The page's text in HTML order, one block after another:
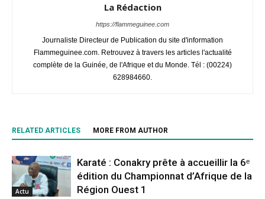
La Rédaction
https://flammeguinee.com
Journaliste Directeur de Publication du site d'information
Flammeguinee.com. Retrouvez à travers les articles l'actualité
complète de la Guinée, de l'Afrique et du Monde. Tél : (00224)
628984660.
RELATED ARTICLES MORE FROM AUTHOR
Actu
Karaté : Conakry prête à accueillir la 6ᵉ
édition du Championnat d’Afrique de la
Région Ouest 1